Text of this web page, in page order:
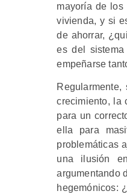
mayoría de los
vivienda, y si
de ahorrar,
es del
empeñarse
crecimiento, la
para un
ella para
problemáticas
una ilusión
argumentando
hegemónicos: